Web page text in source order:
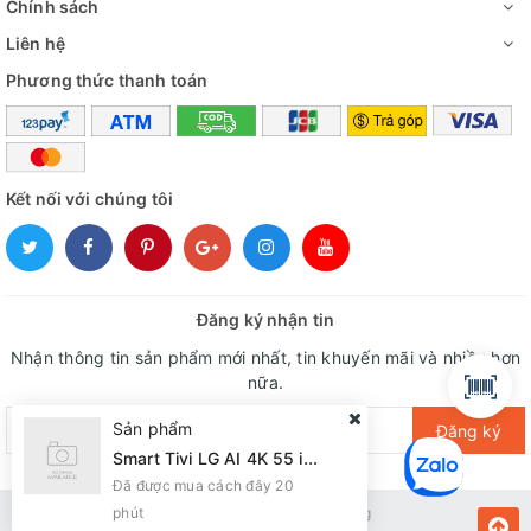
Chính sách
Liên hệ
Phương thức thanh toán
Kết nối với chúng tôi
Đăng ký nhận tin
Nhận thông tin sản phẩm mới nhất, tin khuyến mãi và nhiều hơn
nữa.
Đăng ký
Bản quyền thuộc về Kiến Vàng
Sản phẩm
Smart Tivi LG AI 4K 55 inch 55NU805BPSB
Đã được mua cách đây 20
phút